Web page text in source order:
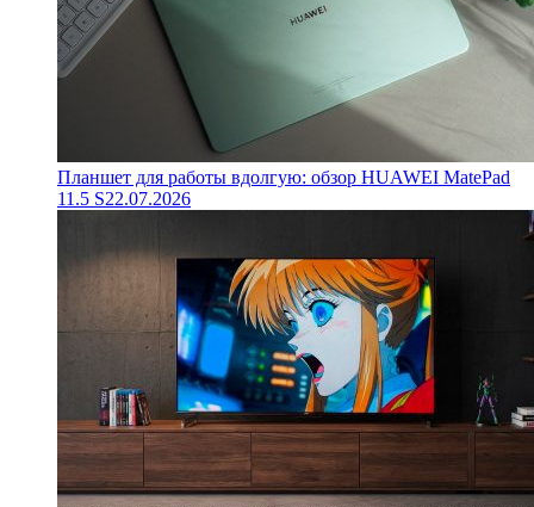
Планшет для работы вдолгую: обзор HUAWEI MatePad
11.5 S22.07.2026